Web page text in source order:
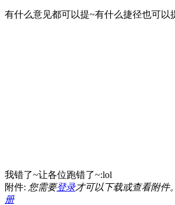
有什么意见都可以提~有什么捷径也可以
我错了~让各位跑错了~:lol
附件: 您需要登录才可以下载或查看附件
册